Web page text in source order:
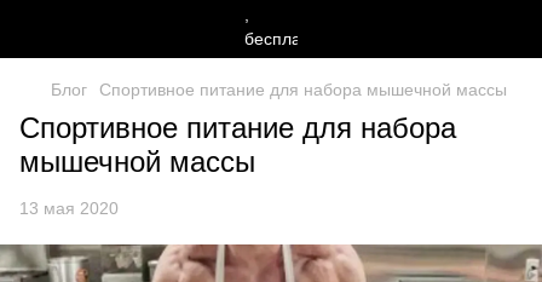
Блог Спортивное питание для набора мышечной массы
Спортивное питание для набора
мышечной массы
13 мая 2020